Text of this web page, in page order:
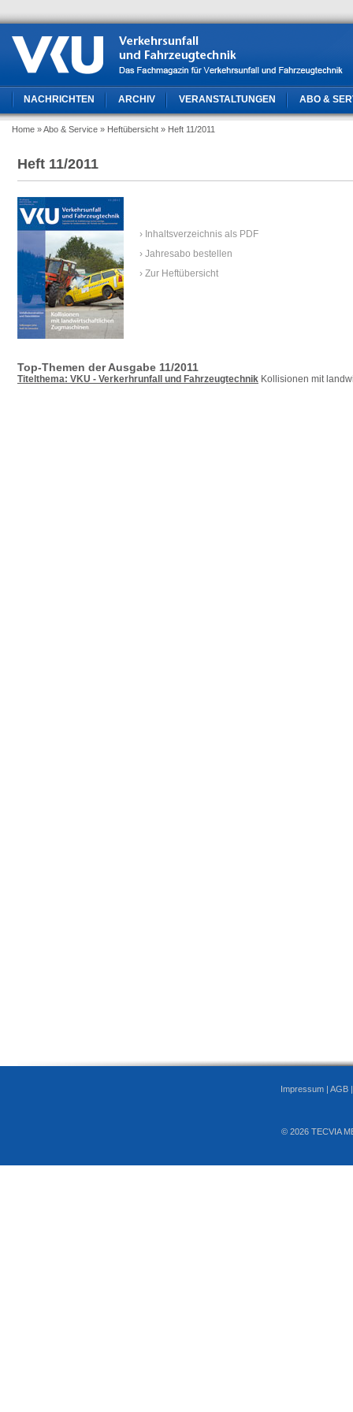
NACHRICHTEN ARCHIV VERANSTALTUNGEN ABO &
Home » Abo & Service » Heftübersicht » Heft 11/2011
Heft 11/2011
› Inhaltsverzeichnis als PDF
› Jahresabo bestellen
› Zur Heftübersicht
Top-Themen der Ausgabe 11/2011
Titelthema: VKU - Verkerhrunfall und Fahrzeugtechnik Kollisionen mit
Impressum | AGB
© 2026 TECVIA